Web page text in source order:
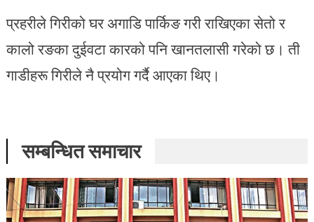
प्रहरीले गिरीको घर अगाडि पार्किङ गरी राखिएका सेतो र
कालो रङका दुईवटा कारको पनि खानतलासी गरेको छ। ती
गाडीहरू गिरीले नै प्रयोग गर्दै आएका थिए।
सम्बन्धित समाचार